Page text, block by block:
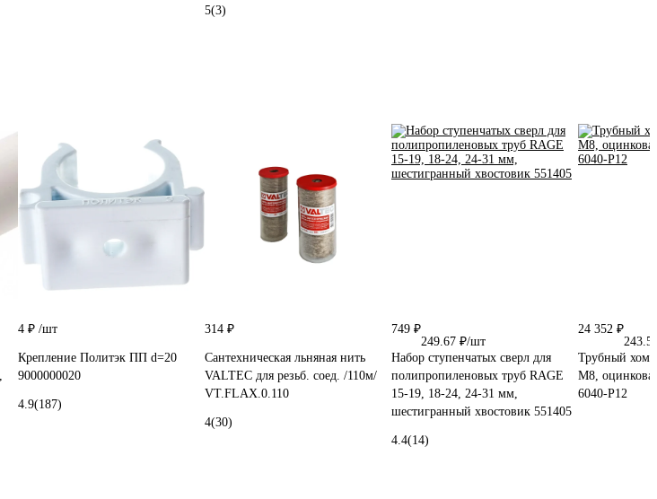
5(3)
4 ₽ /шт
Крепление Политэк ПП d=20
9000000020
4.9(187)
314 ₽
Сантехническая льняная нить
VALTEC для резьб. соед. /110м/
VT.FLAX.0.110
4(30)
749 ₽
249.67 ₽/шт
Набор ступенчатых сверл для
полипропиленовых труб RAGE
15-19, 18-24, 24-31 мм,
шестигранный хвостовик 551405
4.4(14)
24 352 ₽
Трубный
М8,
6040-P12